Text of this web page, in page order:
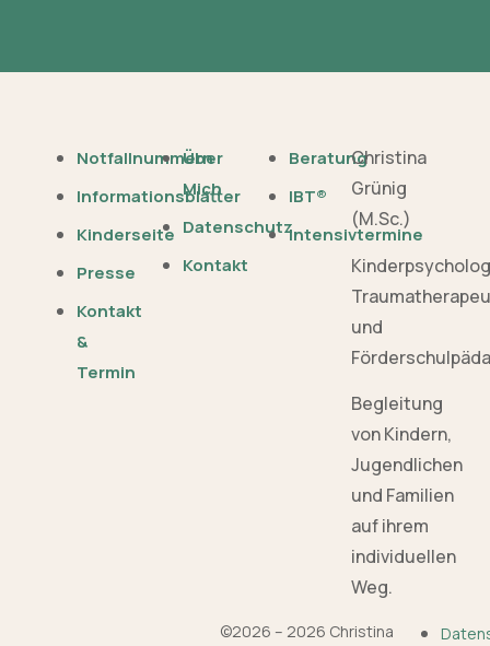
Notfallnummern
Informationsblätter
Kinderseite
Presse
Kontakt
&
Termin
Über
Mich
Datenschutz
Kontakt
Beratung
IBT®
Intensivtermine
Christina
Grünig
(M.Sc.)
und
Begleitung
von Kindern,
Jugendlichen
und Familien
auf ihrem
individuellen
Weg.
©2026 – 2026 Christina